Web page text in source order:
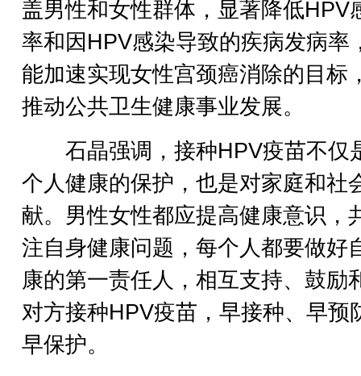
盖男性和女性群体，显著降低HPV
率和因HPV感染导致的疾病发病率
能加速实现女性宫颈癌消除的目标
推动公共卫生健康事业发展。
石晶强调，接种HPV疫苗不仅
个人健康的保护，也是对家庭和社
献。男性女性都应提高健康意识，
注自身健康问题，每个人都要做好
康的第一责任人，相互支持、鼓励
对方接种HPV疫苗，早接种、早预
早保护。